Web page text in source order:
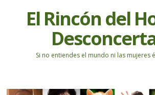
El Rincón del
Si no entiendes el mundo ni las mujeres